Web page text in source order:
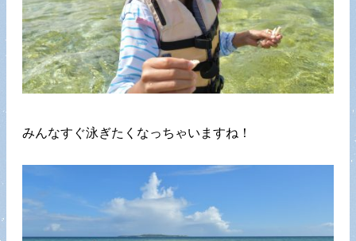
みんなすぐ泳ぎたくなっちゃいますね！